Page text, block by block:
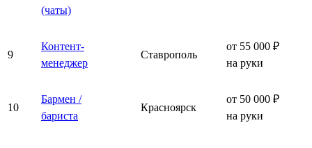
(чаты)
9
Контент-
менеджер
Ставрополь
от 55 000 ₽
на руки
10
Бармен /
бариста
Красноярск
от 50 000 ₽
на руки